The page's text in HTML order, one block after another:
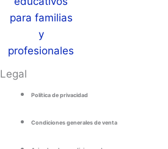
Legal
Política de privacidad
Condiciones generales de venta